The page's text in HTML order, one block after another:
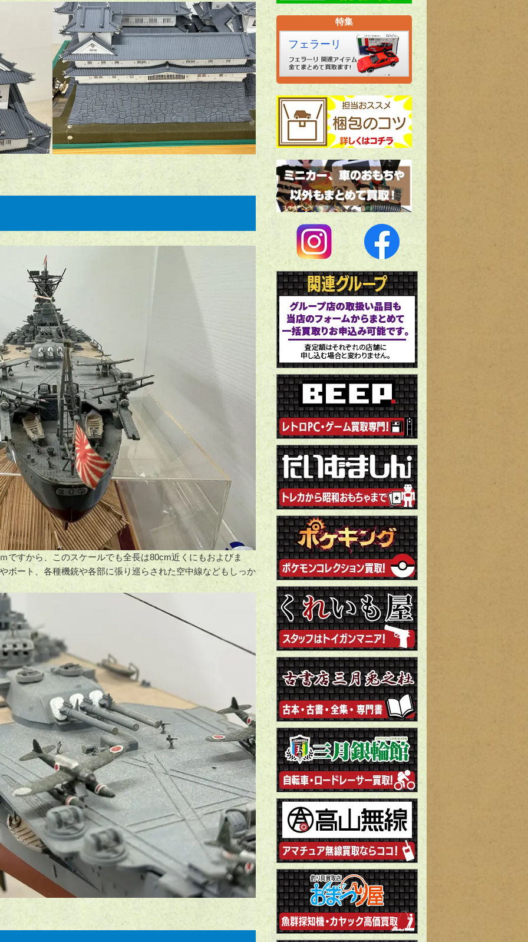
ですから、このスケールでも全長は80cm近くにもおよびま
ボート、各種機銃や各部に張り巡らされた空中線などもしっか
特集
フェラーリ